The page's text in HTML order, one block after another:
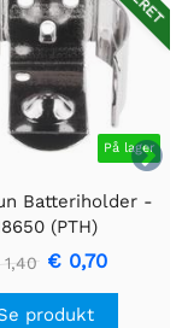

På lager
Batteriholder -
(PTH)
€ 0,70
produkt